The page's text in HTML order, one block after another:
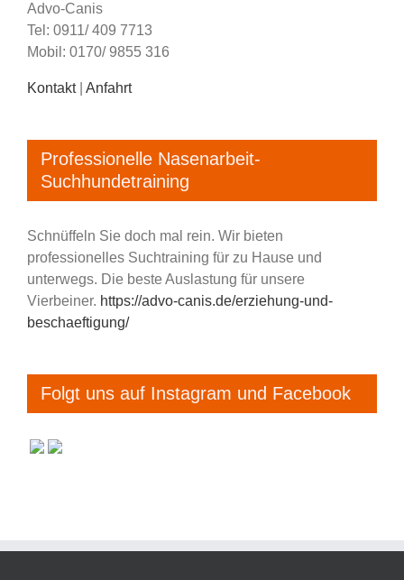
Advo-Canis
Tel: 0911/ 409 7713
Mobil: 0170/ 9855 316
Kontakt| Anfahrt
Professionelle Nasenarbeit-
Suchhundetraining
Schnüffeln Sie doch mal rein. Wir bieten
professionelles Suchtraining für zu Hause und
unterwegs. Die beste Auslastung für unsere
Vierbeiner. https://advo-canis.de/erziehung-und-
beschaeftigung/
Folgt uns auf Instagram und Facebook